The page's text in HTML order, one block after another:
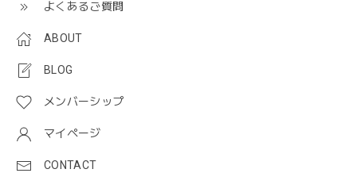
よくあるご質問
ABOUT
BLOG
メンバーシップ
マイページ
CONTACT